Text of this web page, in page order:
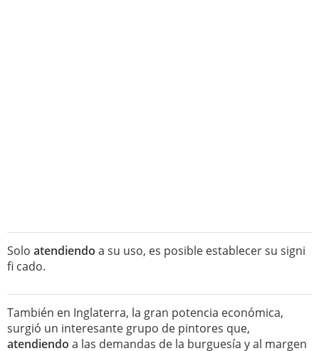
Solo atendiendo a su uso, es posible establecer su signi
fi cado.
También en Inglaterra, la gran potencia económica,
surgió un interesante grupo de pintores que,
atendiendo a las demandas de la burguesía y al margen